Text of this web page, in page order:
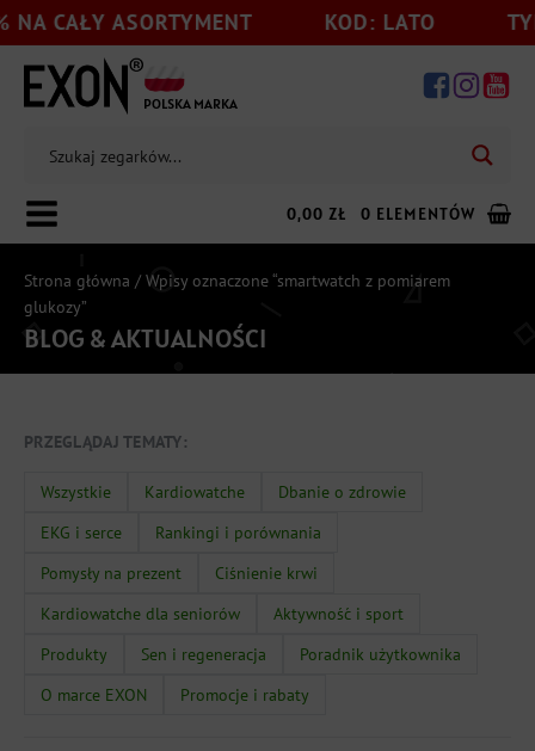
CAŁY ASORTYMENT KOD: LATO
POLSKA MARKA
0,00 ZŁ 0 ELEMENTÓW
Strona główna / Wpisy oznaczone “smartwatch z pomiarem
glukozy”
BLOG & AKTUALNOŚCI
PRZEGLĄDAJ TEMATY:
Wszystkie Kardiowatche
Dbanie o zdrowie
EKG i serce
Rankingi i porównania
Pomysły na prezent
Ciśnienie krwi
Kardiowatche dla seniorów
Aktywność i sport
Produkty
Sen i regeneracja
Poradnik użytkownika
O marce EXON
Promocje i rabaty